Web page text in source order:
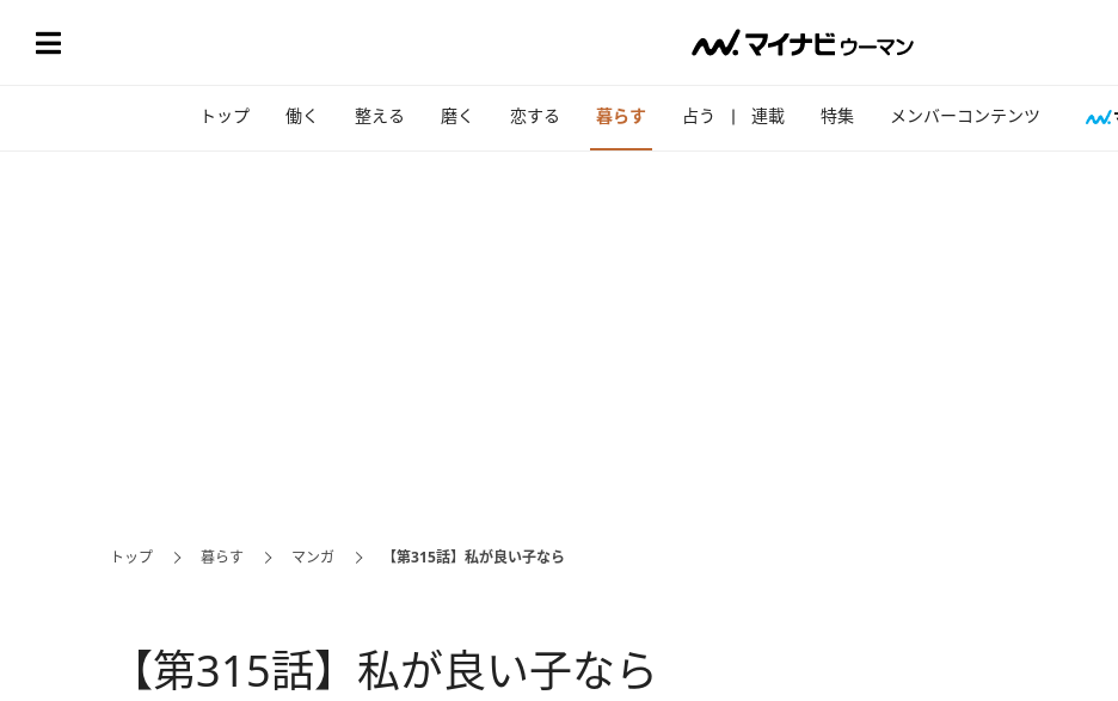
トップ 働く 整える 磨く 恋する 暮らす 占う 連載 特集 メンバーコンテンツ
トップ 暮らす マンガ 【第315話】私が良い子なら
【第315話】私が良い子なら